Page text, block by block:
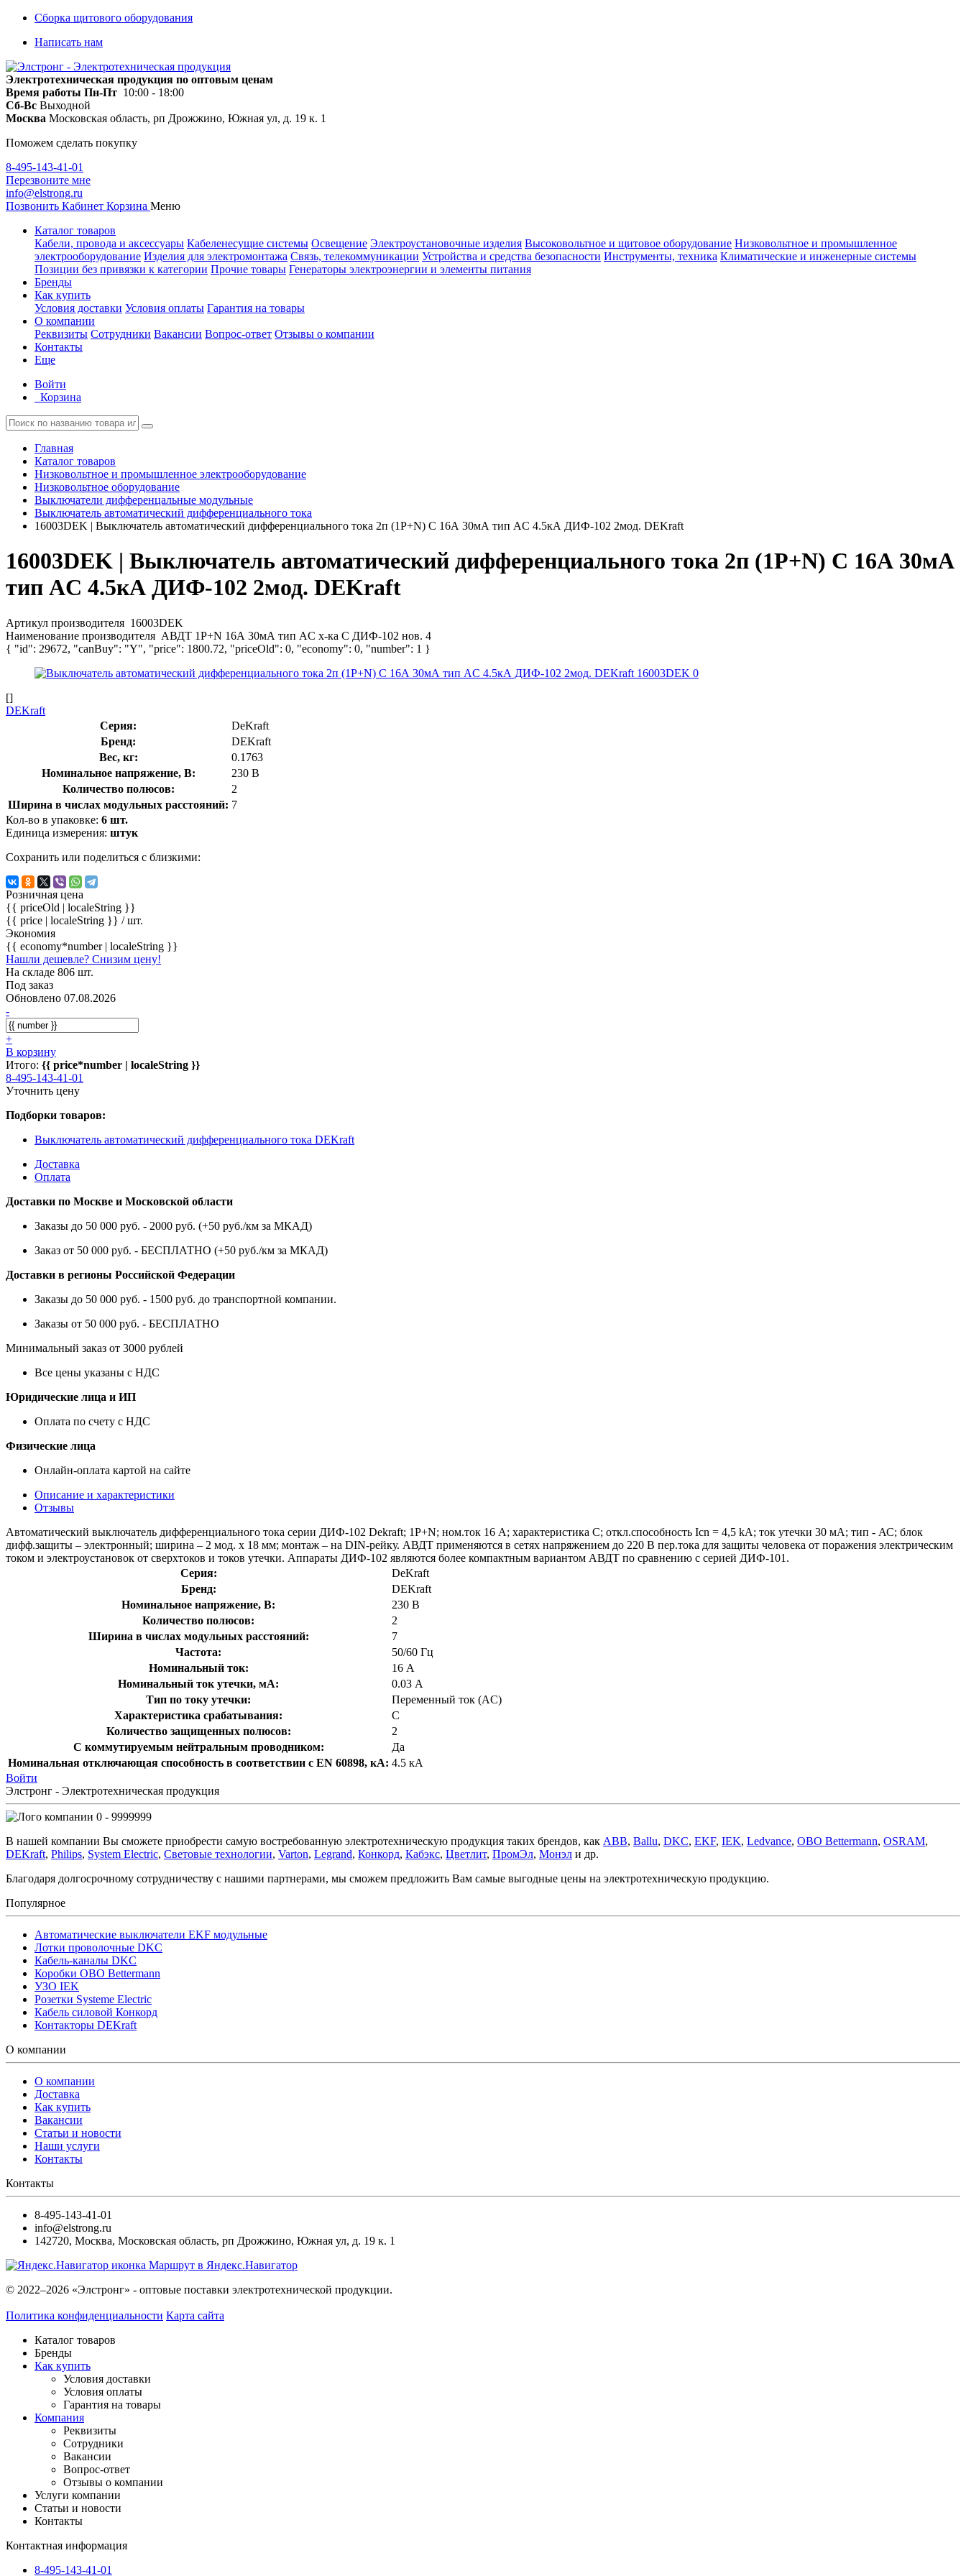
Сборка щитового оборудования
Написать нам
Электротехническая продукция по оптовым ценам
Время работы Пн-Пт 10:00 - 18:00
Сб-Вс Выходной
Москва Московская область, рп Дрожжино, Южная ул, д. 19 к. 1
Поможем сделать покупку
8-495-143-41-01
Перезвоните мне
info@elstrong.ru
Позвонить Кабинет Корзина Меню
Каталог товаров
Кабели, провода и аксессуары Кабеленесущие системы Освещение Электроустановочные изделия Высоковольтное и щитовое оборудование Низковольтное и промышленное
электрооборудование Изделия для электромонтажа Связь, телекоммуникации Устройства и средства безопасности Инструменты, техника Климатические и инженерные системы
Позиции без привязки к категории Прочие товары Генераторы электроэнергии и элементы питания
Бренды
Как купить
Условия доставки Условия оплаты Гарантия на товары
О компании
Реквизиты Сотрудники Вакансии Вопрос-ответ Отзывы о компании
Контакты
Еще
Войти
Корзина
Главная
Каталог товаров
Низковольтное и промышленное электрооборудование
Низковольтное оборудование
Выключатели дифференцальные модульные
Выключатель автоматический дифференциального тока
16003DEK | Выключатель автоматический дифференциального тока 2п (1P+N) C 16А 30мА тип AC 4.5кА ДИФ-102 2мод. DEKraft
16003DEK | Выключатель автоматический дифференциального тока 2п (1P+N) C 16А 30мА
тип AC 4.5кА ДИФ-102 2мод. DEKraft
Артикул производителя 16003DEK
Наименование производителя АВДТ 1Р+N 16А 30мА тип AC х-ка С ДИФ-102 нов. 4
{ "id": 29672, "canBuy": "Y", "price": 1800.72, "priceOld": 0, "economy": 0, "number": 1 }
[]
DEKraft
Серия:
DeKraft
Бренд:
DEKraft
Вес, кг:
0.1763
Номинальное напряжение, В:
230 В
Количество полюсов:
2
Ширина в числах модульных расстояний: 7
Кол-во в упаковке: 6 шт.
Единица измерения: штук
Сохранить или поделиться с близкими:
Розничная цена
{{ priceOld | localeString }}
{{ price | localeString }} / шт.
Экономия
{{ economy*number | localeString }}
Нашли дешевле? Снизим цену!
На складе 806 шт.
Под заказ
Обновлено 07.08.2026
-
+
В корзину
Итого: {{ price*number | localeString }}
8-495-143-41-01
Уточнить цену
Подборки товаров:
Выключатель автоматический дифференциального тока DEKraft
Доставка
Оплата
Доставки по Москве и Московской области
Заказы до 50 000 руб. - 2000 руб. (+50 руб./км за МКАД)
Заказ от 50 000 руб. - БЕСПЛАТНО (+50 руб./км за МКАД)
Доставки в регионы Российской Федерации
Заказы до 50 000 руб. - 1500 руб. до транспортной компании.
Заказы от 50 000 руб. - БЕСПЛАТНО
Минимальный заказ от 3000 рублей
Все цены указаны с НДС
Юридические лица и ИП
Оплата по счету с НДС
Физические лица
Онлайн-оплата картой на сайте
Описание и характеристики
Отзывы
Автоматический выключатель дифференциального тока серии ДИФ-102 Dekraft; 1P+N; ном.ток 16 А; характеристика C; откл.способность Icn = 4,5 kA; ток утечки 30 мА; тип - АС; блок
дифф.защиты – электронный; ширина – 2 мод. х 18 мм; монтаж – на DIN-рейку. АВДТ применяются в сетях напряжением до 220 В пер.тока для защиты человека от поражения электрическим
током и электроустановок от сверхтоков и токов утечки. Аппараты ДИФ-102 являются более компактным вариантом АВДТ по сравнению с серией ДИФ-101.
Серия:
DeKraft
Бренд:
DEKraft
Номинальное напряжение, В:
230 В
Количество полюсов:
2
Ширина в числах модульных расстояний:
7
Частота:
50/60 Гц
Номинальный ток:
16 А
Номинальный ток утечки, мА:
0.03 А
Тип по току утечки:
Переменный ток (AC)
Характеристика срабатывания:
C
Количество защищенных полюсов:
2
С коммутируемым нейтральным проводником:
Да
Номинальная отключающая способность в соответствии с EN 60898, кА: 4.5 кА
Войти
Элстронг - Электротехническая продукция
0 - 9999999
В нашей компании Вы сможете приобрести самую востребованную электротехническую продукция таких брендов, как ABB, Ballu, DKC, EKF, IEK, Ledvance, OBO Bettermann, OSRAM,
DEKraft, Philips, System Electric, Световые технологии, Varton, Legrand, Конкорд, Кабэкс, Цветлит, ПромЭл, Монэл и др.
Благодаря долгосрочному сотрудничеству с нашими партнерами, мы сможем предложить Вам самые выгодные цены на электротехническую продукцию.
Популярное
Автоматические выключатели EKF модульные
Лотки проволочные DKC
Кабель-каналы DKC
Коробки OBO Bettermann
УЗО IEK
Розетки Systeme Electric
Кабель силовой Конкорд
Контакторы DEKraft
О компании
О компании
Доставка
Как купить
Вакансии
Статьи и новости
Наши услуги
Контакты
Контакты
8-495-143-41-01
info@elstrong.ru
142720, Москва, Московская область, рп Дрожжино, Южная ул, д. 19 к. 1
Маршрут в Яндекс.Навигатор
© 2022–2026 «Элстронг» - оптовые поставки электротехнической продукции.
Политика конфиденциальности Карта сайта
Каталог товаров
Бренды
Как купить
Условия доставки
Условия оплаты
Гарантия на товары
Компания
Реквизиты
Сотрудники
Вакансии
Вопрос-ответ
Отзывы о компании
Услуги компании
Статьи и новости
Контакты
Контактная информация
8-495-143-41-01